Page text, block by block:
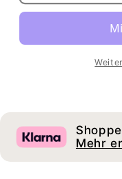
Campingbox
Organizer
Campingbox
Mehr